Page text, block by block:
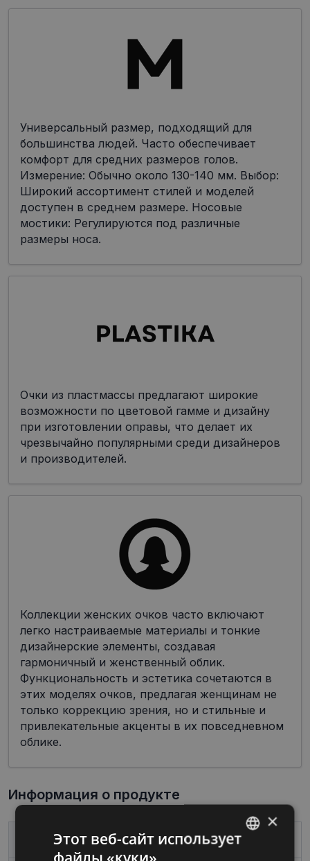
Универсальный размер, подходящий для
большинства людей. Часто обеспечивает
комфорт для средних размеров голов.
Измерение: Обычно около 130-140 мм. Выбор:
Широкий ассортимент стилей и моделей
доступен в среднем размере. Носовые
мостики: Регулируются под различные
размеры носа.
Очки из пластмассы предлагают широкие
возможности по цветовой гамме и дизайну
при изготовлении оправы, что делает их
чрезвычайно популярными среди дизайнеров
и производителей.
Коллекции женских очков часто включают
легко настраиваемые материалы и тонкие
дизайнерские элементы, создавая
гармоничный и женственный облик.
Функциональность и эстетика сочетаются в
этих моделях очков, предлагая женщинам не
только коррекцию зрения, но и стильные и
привлекательные акценты в их повседневном
облике.
Информация о продукте
VERTICE
×
Этот веб-сайт использует
файлы «куки»